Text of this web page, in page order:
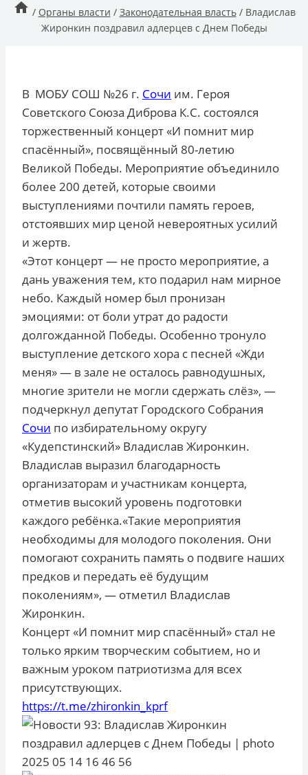
/ Органы власти / Законодательная власть / Владислав
Жиронкин поздравил адлерцев с Днем Победы
В МОБУ СОШ №26 г. Сочи им. Героя
Советского Союза Диброва К.С. состоялся
торжественный концерт «И помнит мир
спасённый», посвящённый 80-летию
Великой Победы. Мероприятие объединило
более 200 детей, которые своими
выступлениями почтили память героев,
отстоявших мир ценой невероятных усилий
и жертв.
«Этот концерт — не просто мероприятие, а
дань уважения тем, кто подарил нам мирное
небо. Каждый номер был пронизан
эмоциями: от боли утрат до радости
долгожданной Победы. Особенно тронуло
выступление детского хора с песней «Жди
меня» — в зале не осталось равнодушных,
многие зрители не могли сдержать слёз», —
подчеркнул депутат Городского Собрания
Сочи по избирательному округу
«Кудепстинский» Владислав Жиронкин.
Владислав выразил благодарность
организаторам и участникам концерта,
отметив высокий уровень подготовки
каждого ребёнка.«Такие мероприятия
необходимы для молодого поколения. Они
помогают сохранить память о подвиге наших
предков и передать её будущим
поколениям», — отметил Владислав
Жиронкин.
Концерт «И помнит мир спасённый» стал не
только ярким творческим событием, но и
важным уроком патриотизма для всех
присутствующих.
https://t.me/zhironkin_kprf